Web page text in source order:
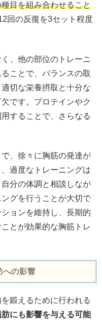
目を組み合わせること
回の反復を3セット程度
、他の部位のトレーニ
ことで、バランスの取
切な栄養摂取と十分な
です。プロテインやク
することで、さらなる
、徐々に胸筋の発達が
過度なトレーニングは
分の体調と相談しなが
グを行うことが大切で
ョンを維持し、長期的
とが効果的な胸筋トレ
への影響
鍛えるために行われる
にも影響を与える可能